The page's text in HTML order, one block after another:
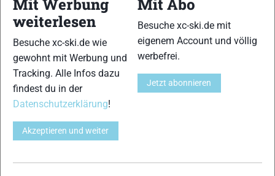
29 30
31
Mit Werbung
weiterlesen
Besuche xc-ski.de wie
gewohnt mit Werbung und
Tracking. Alle Infos dazu
findest du in der
Datenschutzerklärung!
Akzeptieren und weiter
Mit Abo
Besuche xc-ski.de mit
eigenem Account und völlig
werbefrei.
Jetzt abonnieren